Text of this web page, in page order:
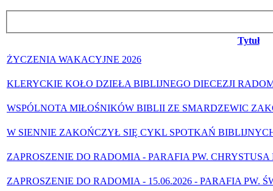
Tytuł
ŻYCZENIA WAKACYJNE 2026
KLERYCKIE KOŁO DZIEŁA BIBLIJNEGO DIECEZJI
WSPÓLNOTA MIŁOŚNIKÓW BIBLII ZE SMARDZEWIC
W SIENNIE ZAKOŃCZYŁ SIĘ CYKL SPOTKAŃ
ZAPROSZENIE DO RADOMIA - PARAFIA PW. CHRYSTUSA
ZAPROSZENIE DO RADOMIA - 15.06.2026 - PARAFIA PW.